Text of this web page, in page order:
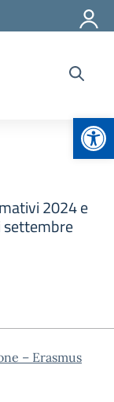
2024 e
settembre
– Erasmus